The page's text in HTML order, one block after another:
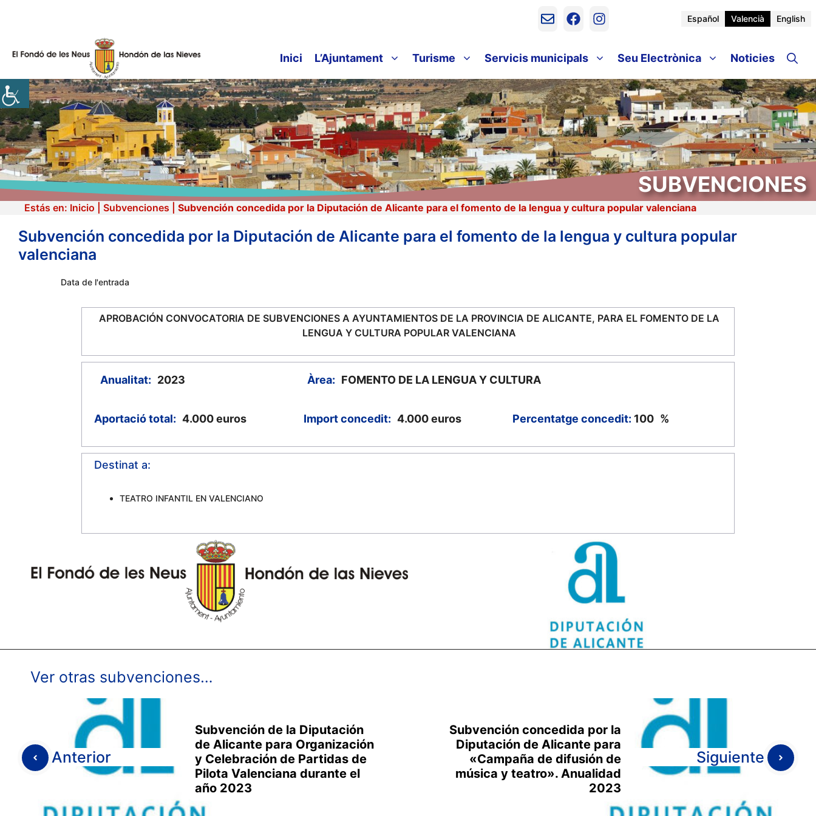
Español Valencià English
Inici L’Ajuntament Turisme Servicis municipals Seu Electrònica Noticies
SUBVENCIONES
Estás en: Inicio Subvenciones Subvención concedida por la Diputación de Alicante para el fomento de la lengua y cultura popular valenciana
Subvención concedida por la Diputación de Alicante para el fomento de la lengua y cultura popular
valenciana
Data de l'entrada
APROBACIÓN CONVOCATORIA DE SUBVENCIONES A AYUNTAMIENTOS DE LA PROVINCIA DE ALICANTE, PARA EL FOMENTO DE LA
LENGUA Y CULTURA POPULAR VALENCIANA
Anualitat: 2023 Àrea: FOMENTO DE LA LENGUA Y CULTURA
Aportació total: 4.000 euros Import concedit: 4.000 euros Percentatge concedit: 100 %
Destinat a:
TEATRO INFANTIL EN VALENCIANO
Ver otras subvenciones…
Anterior
Subvención de la Diputación
de Alicante para Organización
y Celebración de Partidas de
Pilota Valenciana durante el
año 2023
Subvención concedida por la
Diputación de Alicante para
«Campaña de difusión de
música y teatro». Anualidad
2023
Siguiente